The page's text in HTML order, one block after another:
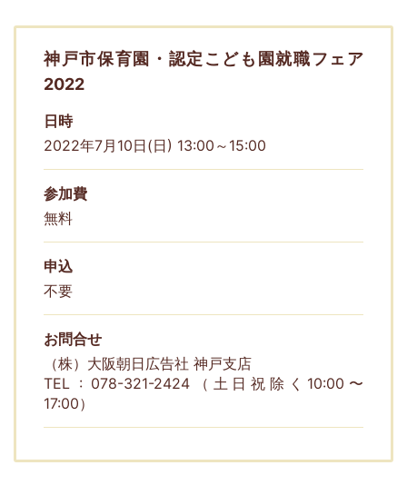
神戸市保育園・認定こども園就職フェア
2022
日時
2022年7月10日(日) 13:00～15:00
参加費
無料
申込
不要
お問合せ
（株）大阪朝日広告社 神戸支店
TEL : 078-321-2424（土日祝除く10:00〜
17:00）